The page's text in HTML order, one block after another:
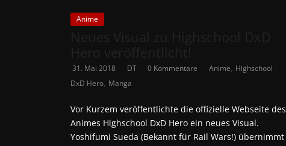
Anime
31. Mai 2018 DT 0 Kommentare Anime, Highschool
DxD Hero, Manga
Vor Kurzem veröffentlichte die offizielle Webseite des
Animes Highschool DxD Hero ein neues Visual.
Yoshifumi Sueda (Bekannt für Rail Wars!) übernimmt